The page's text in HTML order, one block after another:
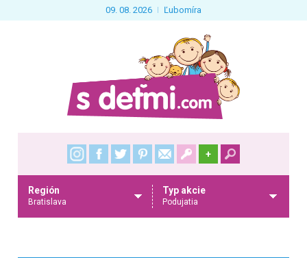
09. 08. 2026 Ľubomíra
+
Región
Bratislava
Typ akcie
Podujatia